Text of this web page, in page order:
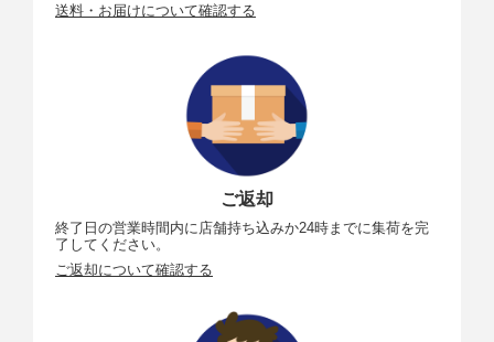
送料・お届けについて確認する
ご返却
終了日の営業時間内に店舗持ち込みか24時までに集荷を完
了してください。
ご返却について確認する